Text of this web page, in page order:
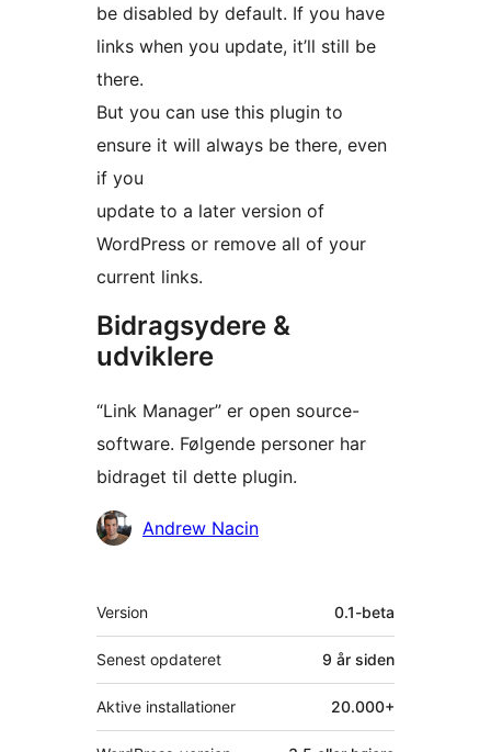
be disabled by default. If you have
links when you update, it’ll still be
there.
But you can use this plugin to
ensure it will always be there, even
if you
update to a later version of
WordPress or remove all of your
current links.
Bidragsydere &
udviklere
“Link Manager” er open source-
software. Følgende personer har
bidraget til dette plugin.
Bidragsydere
Andrew Nacin
Meta
Version 0.1-beta
Senest opdateret 9 år siden
Aktive installationer 20.000+